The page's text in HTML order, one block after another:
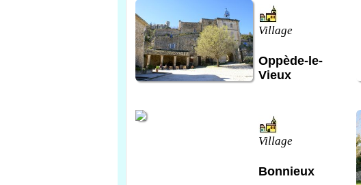
Village
Oppède-le-
Vieux
Village
Bonnieux